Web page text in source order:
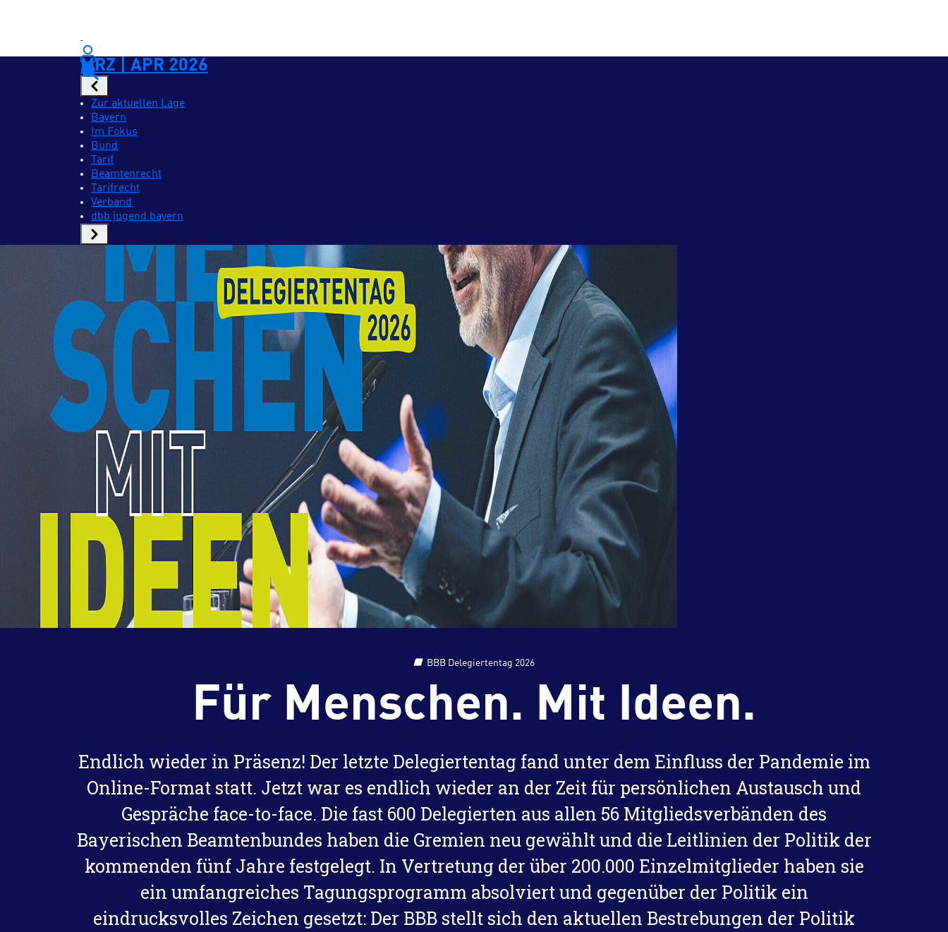
MRZ | APR 2026
Zur aktuellen Lage
Bayern
Im Fokus
Bund
Tarif
Beamtenrecht
Tarifrecht
Verband
dbb jugend bayern
BBB Delegiertentag 2026
Für Menschen. Mit Ideen.
Endlich wieder in Präsenz! Der letzte Delegiertentag fand unter dem Einfluss der Pandemie im
Online-Format statt. Jetzt war es endlich wieder an der Zeit für persönlichen Austausch und
Gespräche face-to-face. Die fast 600 Delegierten aus allen 56 Mitgliedsverbänden des
Bayerischen Beamtenbundes haben die Gremien neu gewählt und die Leitlinien der Politik der
kommenden fünf Jahre festgelegt. In Vertretung der über 200.000 Einzelmitglieder haben sie
ein umfangreiches Tagungsprogramm absolviert und gegenüber der Politik ein
eindrucksvolles Zeichen gesetzt: Der BBB stellt sich den aktuellen Bestrebungen der Politik